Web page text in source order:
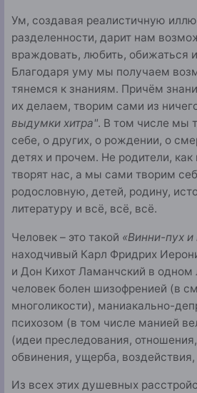
Ум, создавая реалистичную
разделенности, дарит нам
враждовать, любить, обижаться
Благодаря уму мы получаем
тянемся к знаниям. Причём
их делаем, творим сами из
выдумки хитра". В том числе мы
себе, о других, о рождении, о
детях и прочем. Не родители, как
творят нас, а мы сами творим
родословную, детей, родину,
литературу и всё, всё, всё.
Человек – это такой «Винни-пух и
находчивый Карл Фридрих
и Дон Кихот Ламанчский в одном
человек болен шизофренией (в
многоликости), маниакально-
психозом (в том числе манией
(идеи преследования,
обвинения, ущерба, воздействия,
Из всех этих душевных